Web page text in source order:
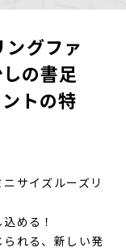
グファ
の書足
トの特
サイズルーズリ
める！
れる、新しい発